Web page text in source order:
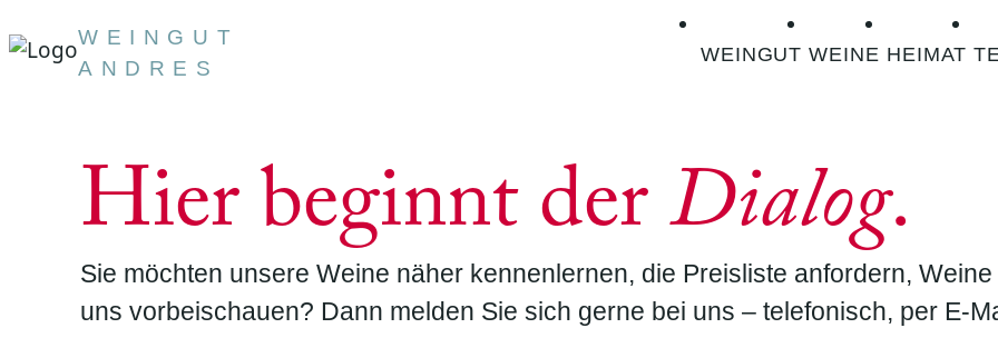
WEINGUT
ANDRES
WEINGUT WEINE HEIMAT
Hier beginnt derDialog.
Sie möchten unsere Weine näher kennenlernen, die Preisliste anfordern,
uns vorbeischauen? Dann melden Sie sich gerne bei uns – telefonisch, per E-